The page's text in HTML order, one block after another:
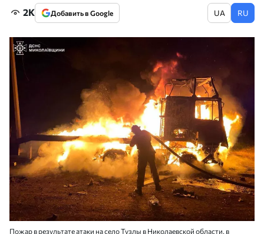
2K Добавить в Google UA RU
Пожар в результате атаки на село Тузлы в Николаевской области, в